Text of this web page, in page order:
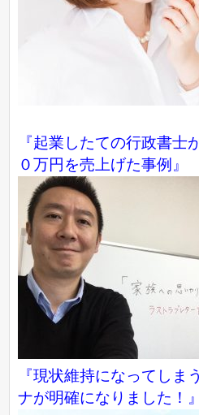
『起業したての行政書士
０万円を売上げた事例』
『現状維持になってしま
ナが明確になりました！』